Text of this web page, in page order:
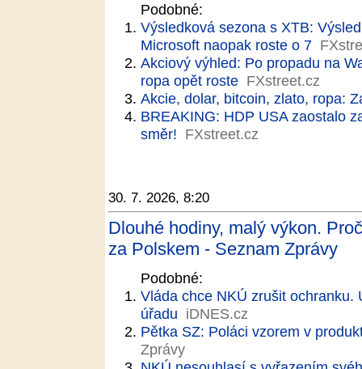
Podobné:
Výsledková sezona s XTB:
Microsoft naopak roste o 7
Akciový výhled: Po propadu na
ropa opět roste FXstreet.cz
Akcie, dolar, bitcoin, zlato, ropa:
BREAKING: HDP USA zaostalo
směr! FXstreet.cz
30. 7. 2026, 8:20
Dlouhé hodiny, malý výkon.
za Polskem - Seznam Zprávy
Podobné:
Vláda chce NKÚ zrušit ochranku.
úřadu iDNES.cz
Pětka SZ: Poláci vzorem v
Zprávy